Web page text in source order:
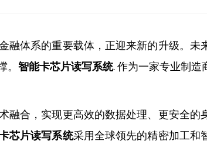
融体系的重要载体，正迎来新的升级。
智能卡芯片读写系统. 作为一家专业制造
合，实现更高效的数据处理、更安全的
芯片读写系统采用全球领先的精密加工和